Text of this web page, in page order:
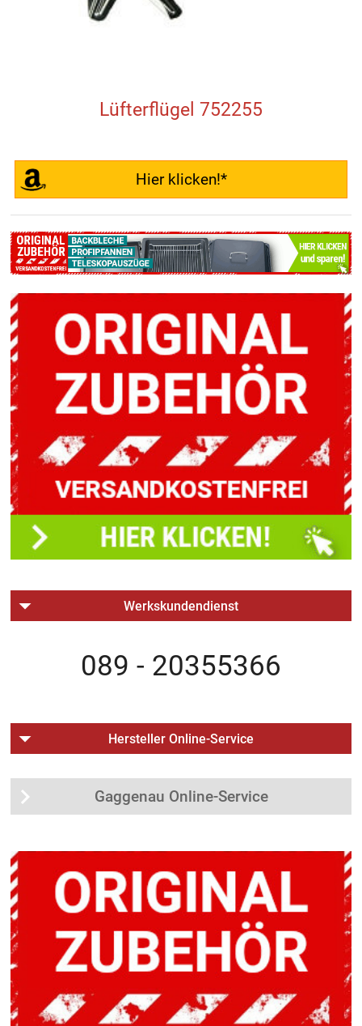
Lüfterflügel 752255
Hier klicken!*
Werkskundendienst
089 - 20355366
Hersteller Online-Service
Gaggenau Online-Service